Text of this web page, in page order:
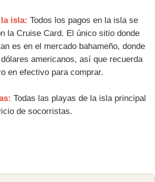
la isla: Todos los pagos en la isla se
la Cruise Card. El único sitio donde
es en el mercado bahameño, donde
americanos, así que recuerda
en efectivo para comprar.
Todas las playas de la isla principal
de socorristas.